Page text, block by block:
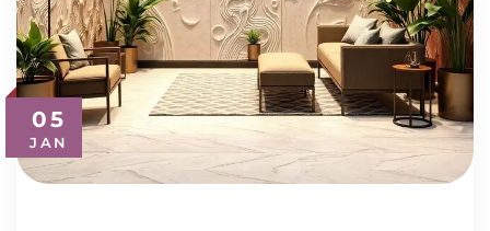
05
JAN